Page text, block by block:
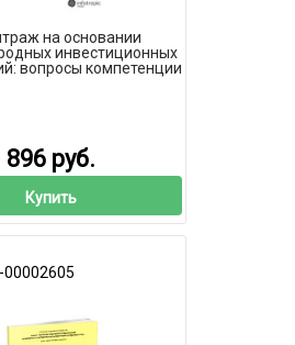
на основании
инвестиционных
вопросы компетенции
896 руб.
Купить
00002605